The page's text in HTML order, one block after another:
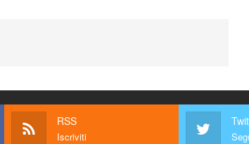
RSS
Iscriviti